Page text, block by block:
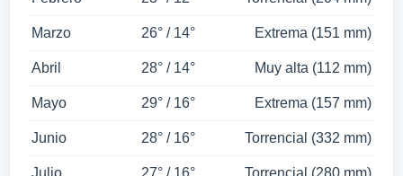
Marzo 26° / 14° Extrema (151 mm)
Abril 28° / 14° Muy alta (112 mm)
Mayo 29° / 16° Extrema (157 mm)
Junio 28° / 16° Torrencial (332 mm)
Julio 27° / 16° Torrencial (280 mm)